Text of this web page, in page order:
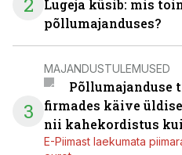
Lugeja küsib: mis
põllumajanduses?
3
MAJANDUSTULEMUSED
Põllumajanduse
firmades käive
nii kahekordistus
E-Piimast laekumata